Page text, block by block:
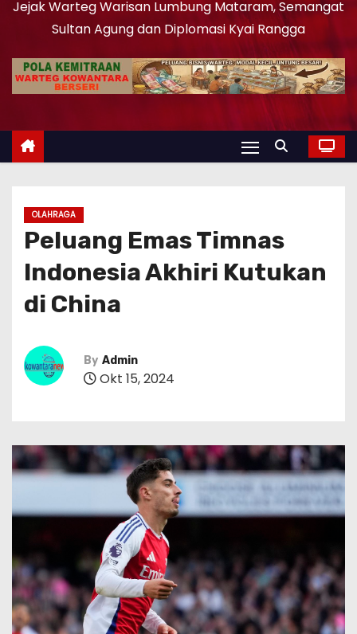
Jejak Warteg Warisan Lumbung Mataram, Semangat
Sultan Agung dan Diplomasi Kyai Rangga
OLAHRAGA
Peluang Emas Timnas
Indonesia Akhiri Kutukan
di China
By Admin
Okt 15, 2024